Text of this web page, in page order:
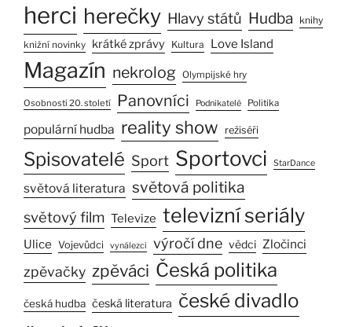
herci herečky Hlavy států Hudba knihy
knižní novinky krátké zprávy Kultura Love Island
Magazín nekrolog Olympijské hry
Osobnosti 20. století Panovníci Podnikatelé Politika
populární hudba reality show režiséři
Spisovatelé Sport Sportovci StarDance
světová literatura světová politika
světový film Televize televizní seriály
Ulice Vojevůdci vynálezci výročí dne vědci Zločinci
zpěvačky zpěváci Česká politika
česká hudba česká literatura české divadlo